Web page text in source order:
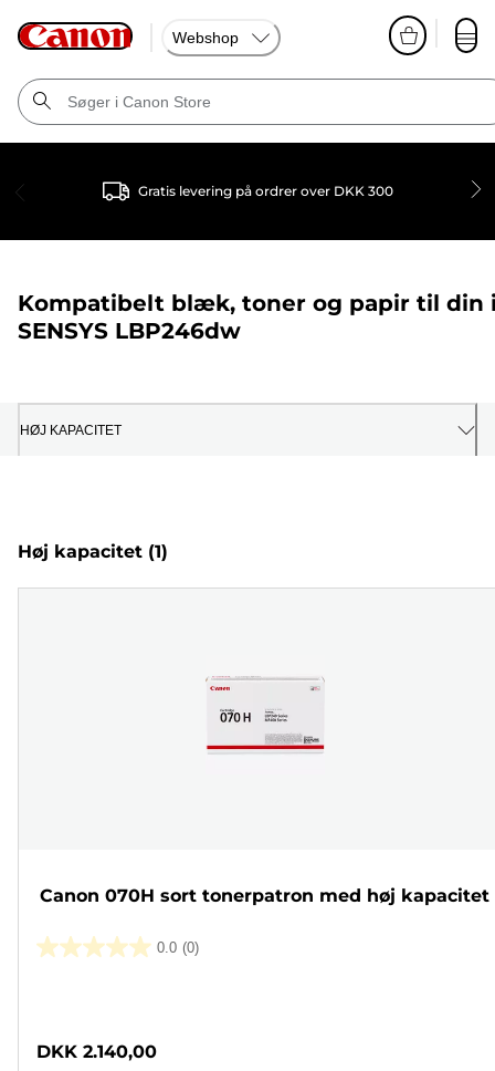
Webshop
Gratis levering på ordrer over DKK 300
Kompatibelt blæk, toner og papir til din
SENSYS LBP246dw
HØJ KAPACITET
Høj kapacitet (1)
Canon 070H sort tonerpatron med høj kapacitet
0.0 (0)
0.0
DKK 2.140,00